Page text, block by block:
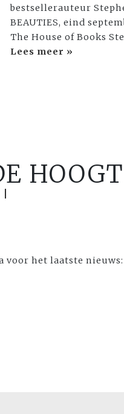
bestsellerauteur
BEAUTIES, eind
The House of Books
Lees meer »
voor het laatste nieuws: